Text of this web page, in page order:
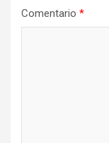
Comentario *